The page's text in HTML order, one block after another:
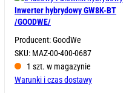
Inwerter hybrydowy GW8K-BT
/GOODWE/
Producent: GoodWe
SKU: MAZ-00-400-0687
1 szt. w magazynie
Warunki i czas dostawy